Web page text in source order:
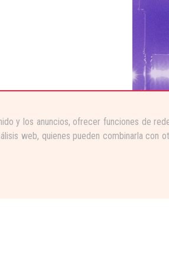
y los anuncios, ofrecer funciones de
web, quienes pueden combinarla con